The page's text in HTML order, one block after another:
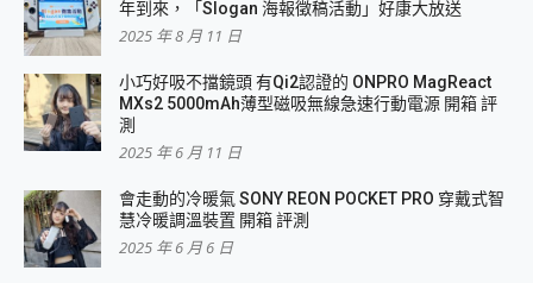
年到來，「Slogan 海報徵稿活動」好康大放送
2025 年 8 月 11 日
小巧好吸不擋鏡頭 有Qi2認證的 ONPRO MagReact
MXs2 5000mAh薄型磁吸無線急速行動電源 開箱 評
測
2025 年 6 月 11 日
會走動的冷暖氣 SONY REON POCKET PRO 穿戴式智
慧冷暖調溫裝置 開箱 評測
2025 年 6 月 6 日